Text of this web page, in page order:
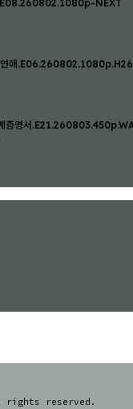
NEXT
연애
증명서
rights reserved.